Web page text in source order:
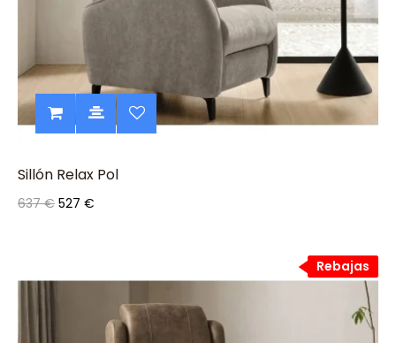
Sillón Relax Pol
637 € 527 €
Rebajas
Rebajas